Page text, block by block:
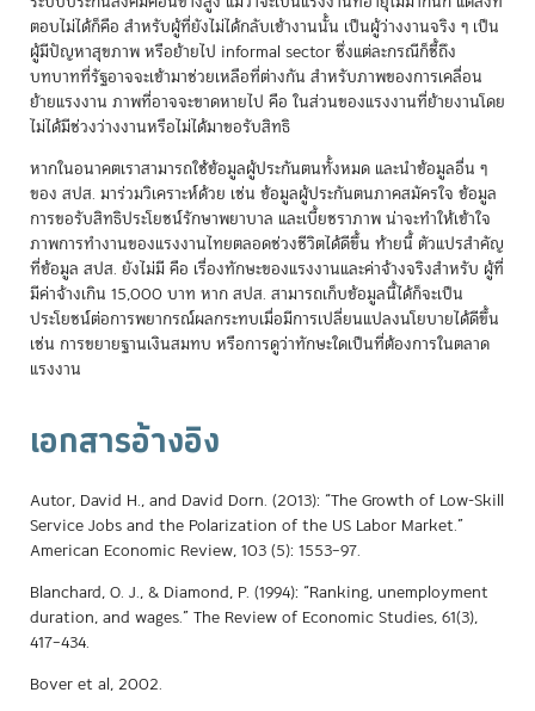
ตอบไม่ได้ก็คือ สำหรับผู้ที่ยังไม่ได้กลับเข้างานนั้น เป็นผู้ว่างงานจริง ๆ เป็น
ผู้มีปัญหาสุขภาพ หรือย้ายไป informal sector ซึ่งแต่ละกรณีก็ชี้ถึง
บทบาทที่รัฐอาจจะเข้ามาช่วยเหลือที่ต่างกัน สำหรับภาพของการเคลื่อน
ย้ายแรงงาน ภาพที่อาจจะขาดหายไป คือ ในส่วนของแรงงานที่ย้ายงานโดย
ไม่ได้มีช่วงว่างงานหรือไม่ได้มาขอรับสิทธิ
หากในอนาคตเราสามารถใช้ข้อมูลผู้ประกันตนทั้งหมด และนำข้อมูลอื่น ๆ
ของ สปส. มาร่วมวิเคราะห์ด้วย เช่น ข้อมูลผู้ประกันตนภาคสมัครใจ ข้อมูล
การขอรับสิทธิประโยชน์รักษาพยาบาล และเบี้ยชราภาพ น่าจะทำให้เข้าใจ
ภาพการทำงานของแรงงานไทยตลอดช่วงชีวิตได้ดีขึ้น ท้ายนี้ ตัวแปรสำคัญ
ที่ข้อมูล สปส. ยังไม่มี คือ เรื่องทักษะของแรงงานและค่าจ้างจริงสำหรับ ผู้ที่
มีค่าจ้างเกิน 15,000 บาท หาก สปส. สามารถเก็บข้อมูลนี้ได้ก็จะเป็น
ประโยชน์ต่อการพยากรณ์ผลกระทบเมื่อมีการเปลี่ยนแปลงนโยบายได้ดีขึ้น
เช่น การขยายฐานเงินสมทบ หรือการดูว่าทักษะใดเป็นที่ต้องการในตลาด
แรงงาน
เอกสารอ้างอิง
Autor, David H., and David Dorn. (2013): “The Growth of Low-Skill
Service Jobs and the Polarization of the US Labor Market.”
American Economic Review, 103 (5): 1553–97.
Blanchard, O. J., & Diamond, P. (1994): “Ranking, unemployment
duration, and wages.” The Review of Economic Studies, 61(3),
417–434.
Bover et al, 2002.